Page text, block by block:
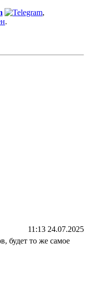
,
.
11:13 24.07.2025
будет то же самое